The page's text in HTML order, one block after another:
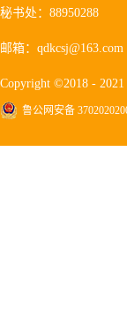
秘书处：88950288
邮箱：qdkcsj@163.com
Copyright ©2018 -
鲁公网安备